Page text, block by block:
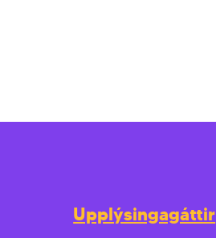
Upplýsingagáttir